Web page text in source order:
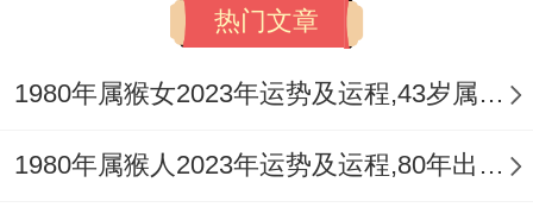
三、2025年啥时候适合结婚属猴女
属猴女在计划2025年结婚时，能优先考虑选
热门文章
1980年属猴女2023年运势及运程,43岁属猴人2023全年每月运势女性如何
1980年属猴人2023年运势及运程,80年出生的43岁生肖猴2023年每月运势详解